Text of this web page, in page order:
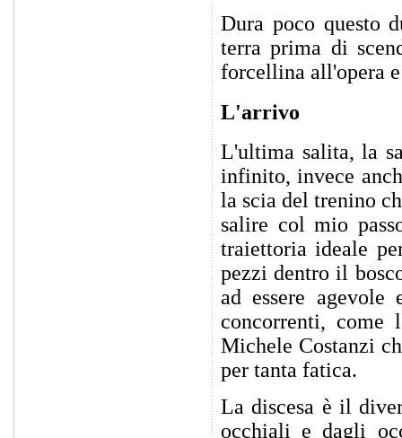
Dura poco questo
terra prima di
forcellina all'opera
L'arrivo
L'ultima salita, la
infinito, invece
la scia del trenino
salire col mio
traiettoria ideale
pezzi dentro il
ad essere
concorrenti,
Michele Costanzi
per tanta fatica.
La discesa è il
occhiali e dagli